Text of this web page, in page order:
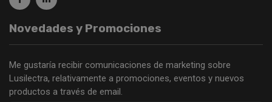
Novedades y Promociones
Me gustaría recibir comunicaciones de marketing sobre
Lusilectra, relativamente a promociones, eventos y nuevos
productos a través de email.